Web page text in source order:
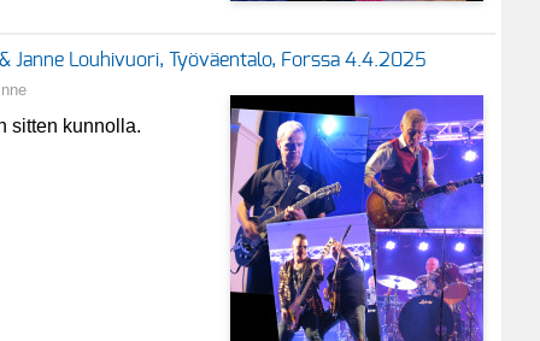
Janne Louhivuori, Työväentalo, Forssa 4.4.2025
sitten kunnolla.